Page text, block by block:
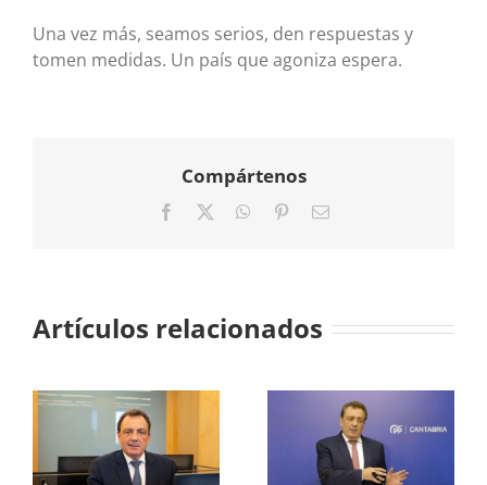
Una vez más, seamos serios, den respuestas y
tomen medidas. Un país que agoniza espera.
Compártenos
Facebook WhatsApp
PinterestCorreo
Artículos relacionados